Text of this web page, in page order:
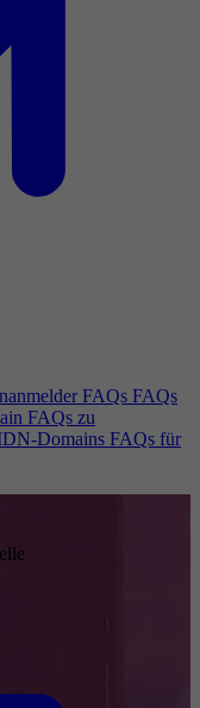
FAQs FAQs
FAQs zu
Domains FAQs für